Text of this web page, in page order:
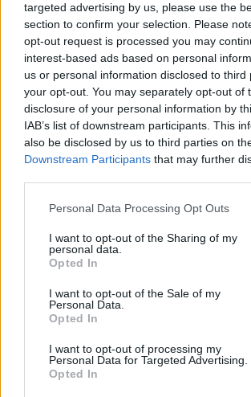
targeted advertising by us, please use the
section to confirm your selection. Please
opt-out request is processed you may
interest-based ads based on personal
us or personal information disclosed to third
your opt-out. You may separately opt-out of
disclosure of your personal information by
IAB’s list of downstream participants. This
also be disclosed by us to third parties on
Downstream Participants that may further
Personal Data Processing Opt Outs
I want to opt-out of the Sharing of my
personal data.
Opted In
I want to opt-out of the Sale of my
Personal Data.
Opted In
I want to opt-out of processing my
Personal Data for Targeted Advertising.
Opted In
Γερμανός συγκυβερνήτης είχε
εκπαίδευσή του, έπασχε από
διάρκεια της εκπαίδευσής του,
Lufhansa Flight School στο Phoenix
ΗΠΑ, είχε κριθεί κατά διαστήματα
για πτήση».
Σε κατάθλιψη αποδίδουν τη διακοπή
Lufthansa τους οποίους επικαλείται
ωστόσο χαρακτήρισαν τον Lubitz
to fly».